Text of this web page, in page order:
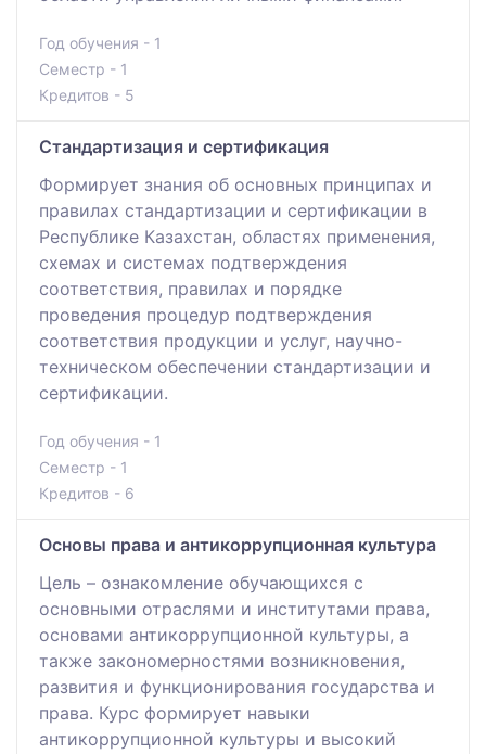
Год обучения - 1
Семестр - 1
Кредитов - 5
Стандартизация и сертификация
Формирует знания об основных принципах и
правилах стандартизации и сертификации в
Республике Казахстан, областях применения,
схемах и системах подтверждения
соответствия, правилах и порядке
проведения процедур подтверждения
соответствия продукции и услуг, научно-
техническом обеспечении стандартизации и
сертификации.
Год обучения - 1
Семестр - 1
Кредитов - 6
Основы права и антикоррупционная культура
Цель – ознакомление обучающихся с
основными отраслями и институтами права,
основами антикоррупционной культуры, а
также закономерностями возникновения,
развития и функционирования государства и
права. Курс формирует навыки
антикоррупционной культуры и высокий